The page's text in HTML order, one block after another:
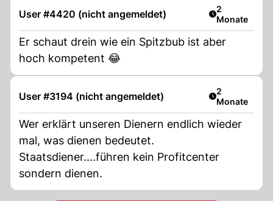
User #4420 (nicht angemeldet) Artikel
2
Monate
Er schaut drein wie ein Spitzbub ist aber
hoch kompetent 😂
User #3194 (nicht angemeldet) Artikel
2
Monate
Wer erklärt unseren Dienern endlich wieder
mal, was dienen bedeutet.
Staatsdiener....führen kein Profitcenter
sondern dienen.